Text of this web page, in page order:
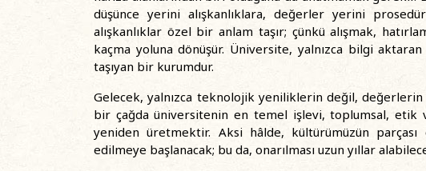
düşünce yerini alışkanlıklara, değerler yerini
alışkanlıklar özel bir anlam taşır; çünkü alışmak,
kaçma yoluna dönüşür. Üniversite, yalnızca bilgi
taşıyan bir kurumdur.
Gelecek, yalnızca teknolojik yeniliklerin değil,
bir çağda üniversitenin en temel işlevi, toplumsal, etik
yeniden üretmektir. Aksi hâlde, kültürümüzün
edilmeye başlanacak; bu da, onarılması uzun yıllar